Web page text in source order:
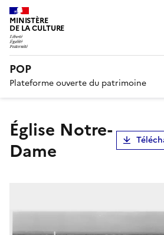
MINISTÈRE
DE LA CULTURE
POP
Plateforme ouverte du patrimoine
Église Notre-
Dame